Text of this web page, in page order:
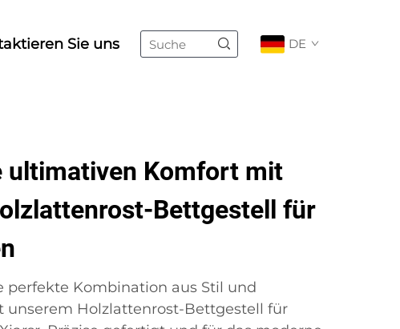
Sie uns DE
ultimativen Komfort mit
Bettgestell für
perfekte Kombination aus Stil und
unserem Holzlattenrost-Bettgestell für